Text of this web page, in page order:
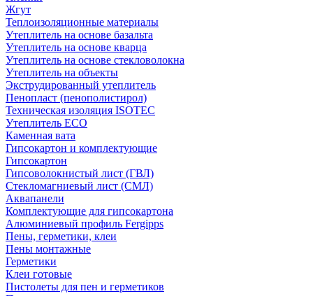
Жгут
Теплоизоляционные материалы
Утеплитель на основе базальта
Утеплитель на основе кварца
Утеплитель на основе стекловолокна
Утеплитель на объекты
Экструдированный утеплитель
Пенопласт (пенополистирол)
Техническая изоляция ISOTEC
Утеплитель ECO
Каменная вата
Гипсокартон и комплектующие
Гипсокартон
Гипсоволокнистый лист (ГВЛ)
Стекломагниевый лист (СМЛ)
Аквапанели
Комплектующие для гипсокартона
Алюминиевый профиль Fergipps
Пены, герметики, клеи
Пены монтажные
Герметики
Клеи готовые
Пистолеты для пен и герметиков